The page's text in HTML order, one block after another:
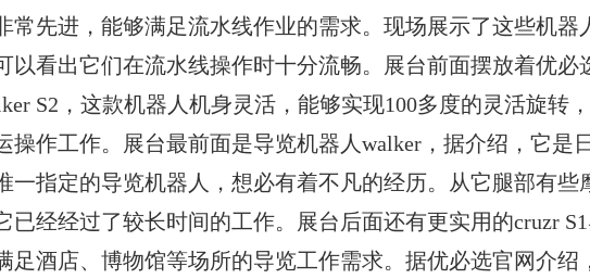
常先进，能够满足流水线作业的需求。现场展示了这些机器
以看出它们在流水线操作时十分流畅。展台前面摆放着优必
S2，这款机器人机身灵活，能够实现100多度的灵活旋转
操作工作。展台最前面是导览机器人walker，据介绍，它是
一指定的导览机器人，想必有着不凡的经历。从它腿部有些
已经经过了较长时间的工作。展台后面还有更实用的cruzr
足酒店、博物馆等场所的导览工作需求。据优必选官网介绍